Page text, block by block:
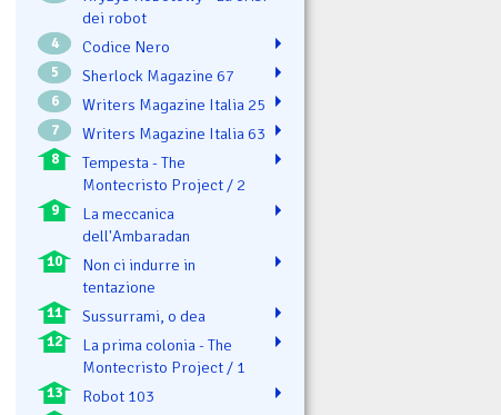
dei robot
4 Codice Nero
5 Sherlock Magazine 67
6 Writers Magazine Italia 25
7 Writers Magazine Italia 63
8
Tempesta - The
Montecristo Project / 2
9
La meccanica
dell'Ambaradan
10
Non ci indurre in
tentazione
11 Sussurrami, o dea
12
La prima colonia - The
Montecristo Project / 1
13 Robot 103